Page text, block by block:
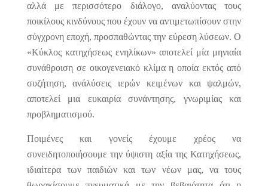
αλλά με περισσότερο διάλογο, αναλύοντας τους
ποικίλους κινδύνους που έχουν να αντιμετωπίσουν στην
σύγχρονη εποχή, προσπαθώντας την εύρεση λύσεων. Ο
«Κύκλος κατηχήσεως ενηλίκων» αποτελεί μία μηνιαία
συνάθροιση σε οικογενειακό κλίμα η οποία εκτός από
συζήτηση, ανάλύσεις ιερών κειμένων και ψαλμών,
αποτελεί μια ευκαιρία συνάντησης, γνωριμίας και
προβληματισμού.
Ποιμένες και γονείς έχουμε χρέος να
συνειδητοποιήσουμε την ύψιστη αξία της Κατηχήσεως,
ιδιαίτερα των παιδιών και των νέων μας, να τους